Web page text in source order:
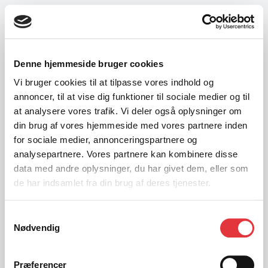
Denne hjemmeside bruger cookies
Vi bruger cookies til at tilpasse vores indhold og
annoncer, til at vise dig funktioner til sociale medier og til
at analysere vores trafik. Vi deler også oplysninger om
din brug af vores hjemmeside med vores partnere inden
for sociale medier, annonceringspartnere og
analysepartnere. Vores partnere kan kombinere disse
data med andre oplysninger, du har givet dem, eller som
de har indsamlet fra din brug af deres tjenester.
Nødvendig
Præferencer